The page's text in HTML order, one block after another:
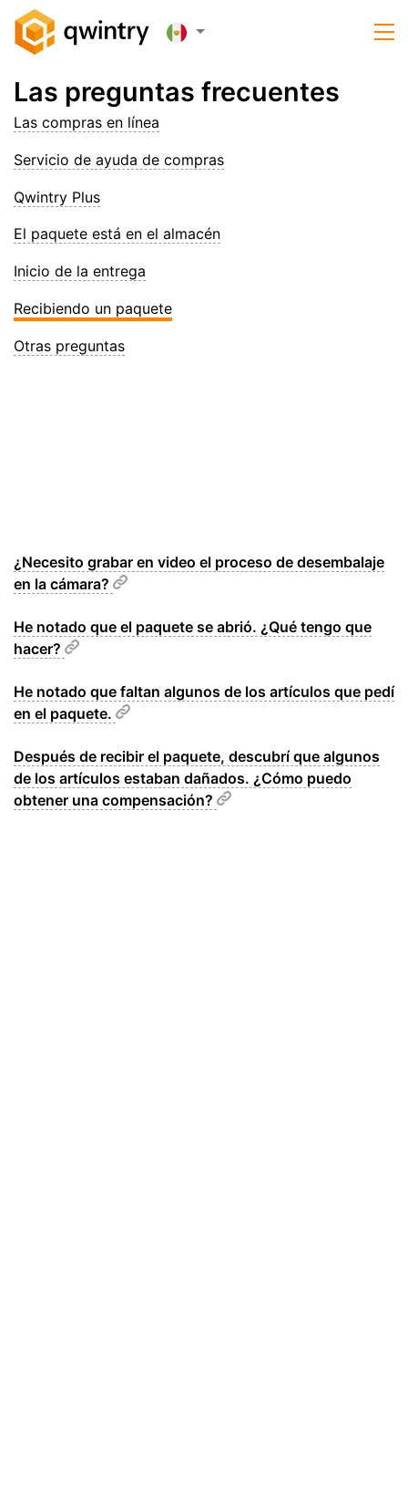
Las preguntas frecuentes
Las compras en línea
Servicio de ayuda de compras
Qwintry Plus
El paquete está en el almacén
Inicio de la entrega
Recibiendo un paquete
Otras preguntas
¿Necesito grabar en video el proceso de desembalaje
en la cámara?
He notado que el paquete se abrió. ¿Qué tengo que
hacer?
He notado que faltan algunos de los artículos que pedí
en el paquete.
Después de recibir el paquete, descubrí que algunos
de los artículos estaban dañados. ¿Cómo puedo
obtener una compensación?